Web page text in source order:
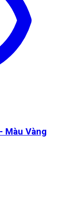
Màu Vàng